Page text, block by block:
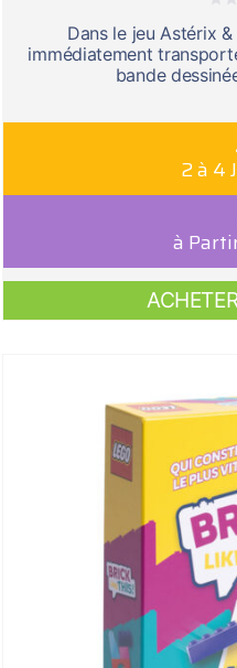
Dans le jeu Astérix
immédiatement
bande
2 à 4
à